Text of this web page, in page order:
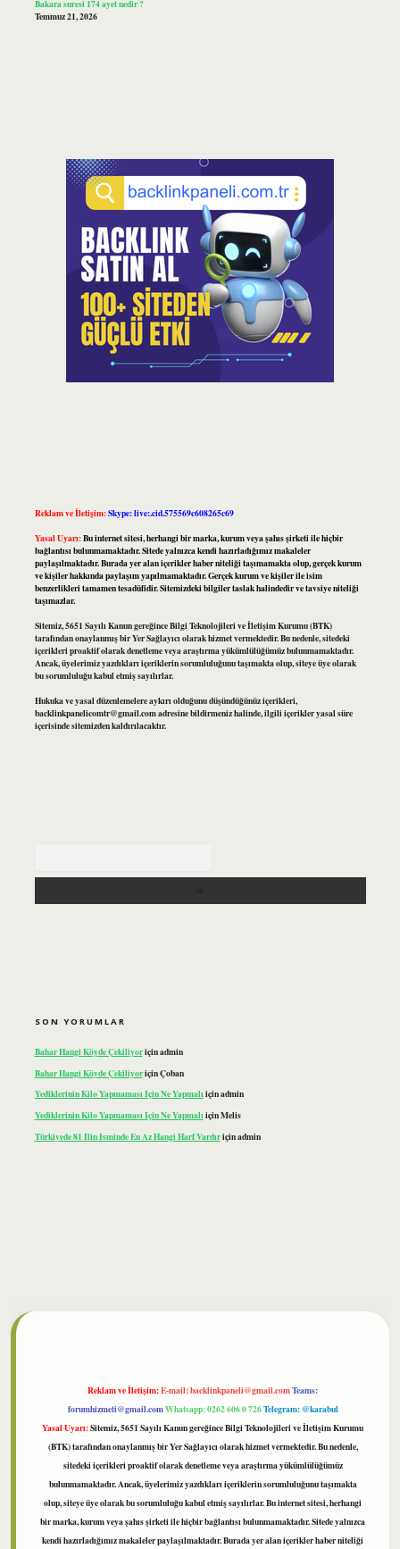
Bakara suresi 174 ayet nedir ?
Temmuz 21, 2026
Reklam ve İletişim:Skype: live:.cid.575569c608265c69
Yasal Uyarı:Bu internet sitesi, herhangi bir marka, kurum veya şahıs şirketi ile hiçbir
bağlantısı bulunmamaktadır. Sitede yalnızca kendi hazırladığımız makaleler
paylaşılmaktadır. Burada yer alan içerikler haber niteliği taşımamakta olup, gerçek kurum
ve kişiler hakkında paylaşım yapılmamaktadır. Gerçek kurum ve kişiler ile isim
benzerlikleri tamamen tesadüfidir. Sitemizdeki bilgiler taslak halindedir ve tavsiye niteliği
taşımazlar.
Sitemiz, 5651 Sayılı Kanun gereğince Bilgi Teknolojileri ve İletişim Kurumu (BTK)
tarafından onaylanmış bir Yer Sağlayıcı olarak hizmet vermektedir. Bu nedenle, sitedeki
içerikleri proaktif olarak denetleme veya araştırma yükümlülüğümüz bulunmamaktadır.
Ancak, üyelerimiz yazdıkları içeriklerin sorumluluğunu taşımakta olup, siteye üye olarak
bu sorumluluğu kabul etmiş sayılırlar.
Hukuka ve yasal düzenlemelere aykırı olduğunu düşündüğünüz içerikleri,
backlinkpanelicomtr@gmail.comadresine bildirmeniz halinde, ilgili içerikler yasal süre
içerisinde sitemizden kaldırılacaktır.
SON YORUMLAR
Bahar Hangi Köyde Çekiliyoriçinadmin
Bahar Hangi Köyde ÇekiliyoriçinÇoban
Yediklerinin Kilo Yapmaması Için Ne Yapmalıiçinadmin
Yediklerinin Kilo Yapmaması Için Ne YapmalıiçinMelis
Türkiyede 81 Ilin Isminde En Az Hangi Harf Vardıriçinadmin
Reklam ve İletişim:E-mail:backlinkpaneli@gmail.comTeams:
forumhizmeti@gmail.comWhatsapp: 0262 606 0 726Telegram: @karabul
Yasal Uyarı:Sitemiz, 5651 Sayılı Kanun gereğince Bilgi Teknolojileri ve İletişim Kurumu
(BTK) tarafından onaylanmış bir Yer Sağlayıcı olarak hizmet vermektedir. Bu nedenle,
sitedeki içerikleri proaktif olarak denetleme veya araştırma yükümlülüğümüz
bulunmamaktadır. Ancak, üyelerimiz yazdıkları içeriklerin sorumluluğunu taşımakta
olup, siteye üye olarak bu sorumluluğu kabul etmiş sayılırlar. Bu internet sitesi, herhangi
bir marka, kurum veya şahıs şirketi ile hiçbir bağlantısı bulunmamaktadır. Sitede yalnızca
kendi hazırladığımız makaleler paylaşılmaktadır. Burada yer alan içerikler haber niteliği